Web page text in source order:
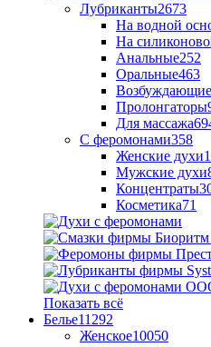
Лубриканты2673
На водной
На
Анальные252
Оральные463
Возбуждающие
Пролонгаторы
Для массажа
С феромонами358
Женские духи
Мужские духи
Концентраты
Косметика71
Показать всё
Белье11292
Женское10050